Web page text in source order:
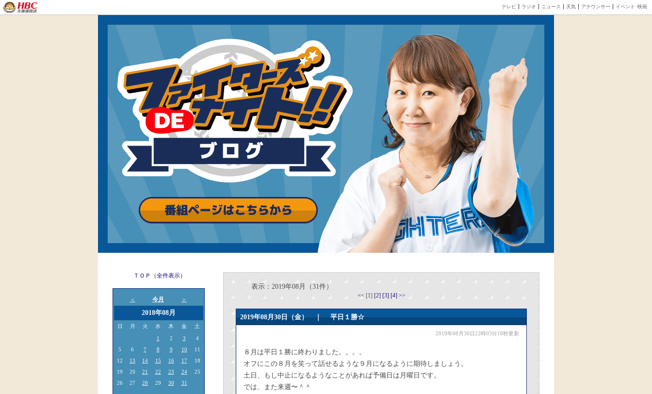
テレビ ラジオ ニュース 天気 アナウンサー イベント･映画
ＴＯＰ（全件表示）
＜ 今月 ＞
2018年08月
日 月 火 水 木 金 土
1 2 3
4
5
6 7 8 9 10
11
12
13 14 15 16 17
18
19
20 21 22 23 24
25
26
27 28 29 30 31
表示：2019年08月（31件）
<< [1] [2] [3] [4] >>
2019年08月30日（金） ｜平日１勝☆
2019年08月30日22時03分18秒更新
８月は平日１勝に終わりました。。。。
オフにこの８月を笑って話せるような９月になるように期待しましょう。
土日、もし中止になるようなことがあれば予備日は月曜日です。
では、また来週〜＾＾